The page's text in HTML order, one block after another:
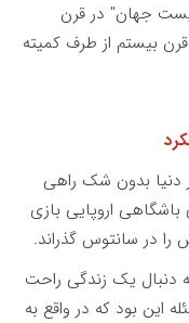
جهان" در قرن
قرن بیستم از طرف کمیته
دنیا بدون شک راهی
باشگاهی اروپایی بازی
را در سانتوس گذراند.
دنبال یک زندگی راحت
این بود که در واقع به